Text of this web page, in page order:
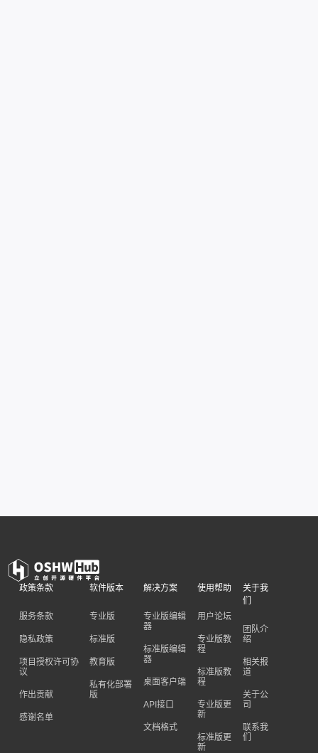
政策条款
服务条款
隐私政策
项目授权许可协
议
作出贡献
感谢名单
软件版本
专业版
标准版
教育版
私有化部署
版
解决方案
专业版编辑
器
标准版编辑
器
桌面客户端
API接口
文档格式
使用帮助
用户论坛
专业版教
程
标准版教
程
专业版更
新
标准版更
新
关于我
们
团队介
绍
相关报
道
关于公
司
联系我
们